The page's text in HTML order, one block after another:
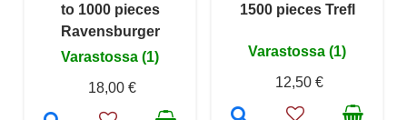
to 1000 pieces
Ravensburger
Varastossa (1)
18,00 €
1500 pieces Trefl
Varastossa (1)
12,50 €